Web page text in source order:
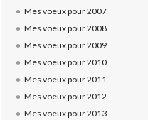
Mes voeux pour 2007
Mes voeux pour 2008
Mes voeux pour 2009
Mes voeux pour 2010
Mes voeux pour 2011
Mes voeux pour 2012
Mes voeux pour 2013